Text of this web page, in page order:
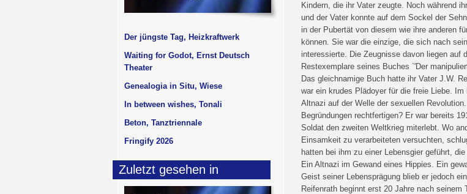
Kindern, die ihr Vater zeugte. Noch während
und der Vater konnte auf dem Sockel der
in der Pubertät von diesem wie ihre anderen
können. Sie war die einzige, die sich nach
interessierte. Die Zeugnisse davon liegen auf
Restexemplare seines Buches `'Der
Das gleichnamige Buch hatte ihr Vater J.W.
war ein krudes Plädoyer für die freie Liebe.
Altnazi auf der Welle der sexuellen
Begründungen rechtfertigen? Er war bereits
Soldat den zweiten Weltkrieg miterlebt. Wo
Einsamkeit zu verarbeiteten versuchten,
hatten bei ihm zu einer Lebensgier geführt,
Ein Altnazi im Gewand eines Hippies. Ein
Geist seiner Lebensprägung blieb er jedoch
Reifenrath beginnt erst 20 Jahre nach
Der jüngste Tag, Heizkraftwerk
Waiting for Godot, Ernst Deutsch
Theater
Genealogia in Situ, Wiese
In between wishes, Tonali
Beton, Tanztriennale
Fringify 2026
Zuletzt gesehen in